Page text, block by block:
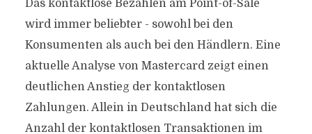
Das kontaktlose Bezahlen am Point-of-Sale
wird immer beliebter - sowohl bei den
Konsumenten als auch bei den Händlern. Eine
aktuelle Analyse von Mastercard zeigt einen
deutlichen Anstieg der kontaktlosen
Zahlungen. Allein in Deutschland hat sich die
Anzahl der kontaktlosen Transaktionen im